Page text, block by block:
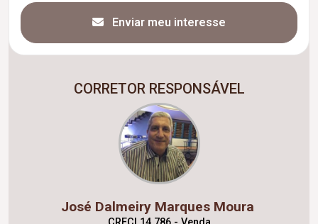
Enviar meu interesse
CORRETOR RESPONSÁVEL
José Dalmeiry Marques Moura